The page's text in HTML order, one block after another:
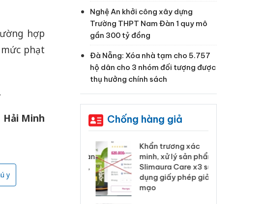
hợp
phạt
Hải Minh
y
Nghệ An khởi công xây dựng
Trường THPT Nam Đàn 1 quy mô
gần 300 tỷ đồng
Đà Nẵng: Xóa nhà tạm cho 5.757
hộ dân cho 3 nhóm đối tượng được
thụ hưởng chính sách
Chống hàng giả
sản phẩm nhập lậu,
kinh doanh
Khẩn trương xác
minh, xử lý sản phẩm
Slimaura Care x3 sử
dụng giấy phép giả
mạo